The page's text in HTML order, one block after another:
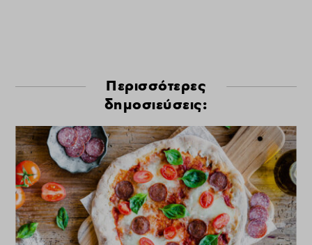
Περισσότερες
δημοσιεύσεις: